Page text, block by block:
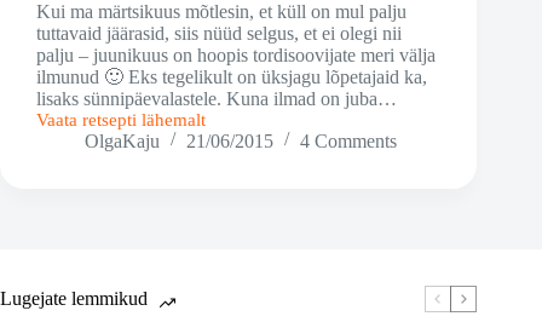
Kui ma märtsikuus mõtlesin, et küll on mul palju
tuttavaid jäärasid, siis nüüd selgus, et ei olegi nii
palju – juunikuus on hoopis tordisoovijate meri välja
ilmunud 🙂 Eks tegelikult on üksjagu lõpetajaid ka,
lisaks sünnipäevalastele. Kuna ilmad on juba…
Vaata retsepti lähemalt
Munavaba
tordipõhiOlgaKaju 21/06/2015 4 Comments
Lugejate lemmikud